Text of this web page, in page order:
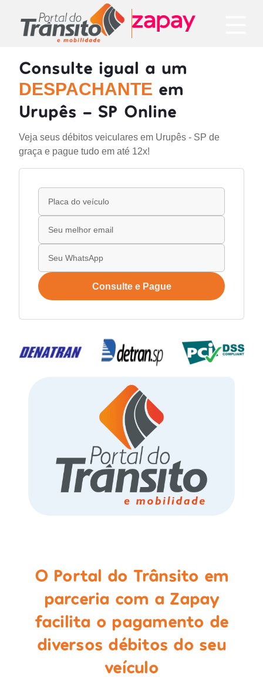
Consulte igual a um
DESPACHANTE em
Urupês - SP Online
Veja seus débitos veiculares em Urupês - SP de
graça e pague tudo em até 12x!
Consulte e Pague
O Portal do Trânsito em
parceria com a Zapay
facilita o pagamento de
diversos débitos do seu
veículo